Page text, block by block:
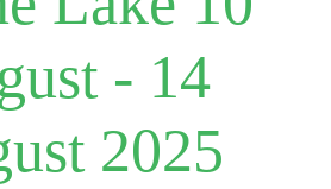
- 14
2025